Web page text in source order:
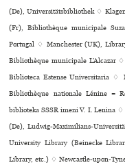
(De), Universitätsbibliothek ♢
(Fr), Bibliothèque muni­ci­pale
Portugal ♢ Manchester (UK),
Bibliothèque muni­ci­pale
Biblioteca Estense Universitaria ♢
Bibliothèque nationale Lénine =
biblioteka SSSR imeni V. I. Lenina
(De), Ludwig-Maximilians-
University Library (Beinecke
Library, etc.) ♢ Newcastle-upon-